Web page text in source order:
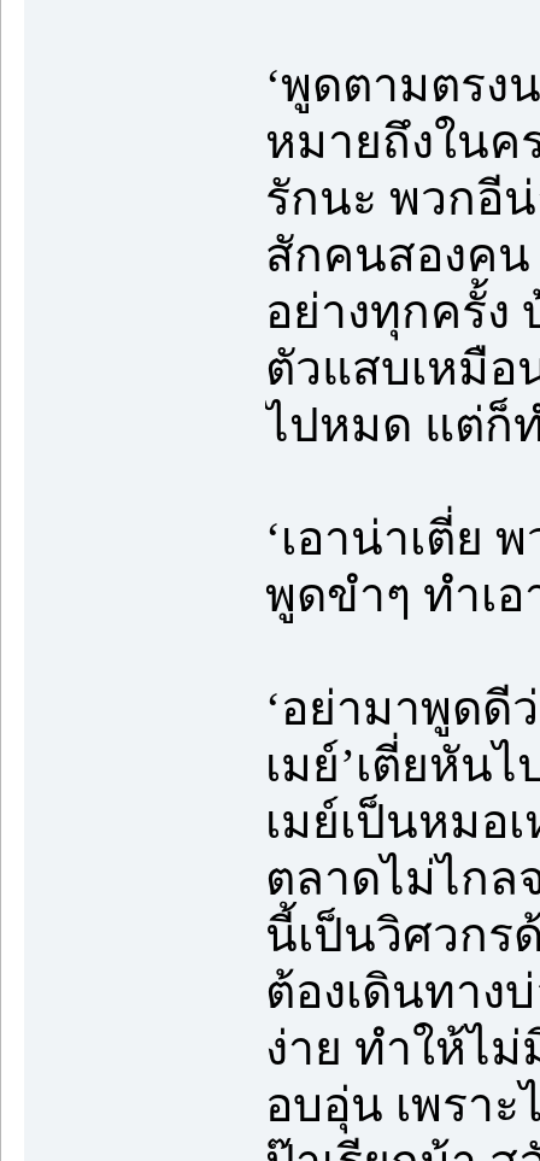
‘พูดตามตรง
หมายถึงในค
รักนะ พวกอี
สักคนสองคน
อย่างทุกครั้
ตัวแสบเหมือ
ไปหมด แต่ก็
‘เอาน่าเตี่ย
พูดขำๆ ทำเ
‘อย่ามาพูดดี
เมย์’เตี่ยหัน
เมย์เป็นหมอ
ตลาดไม่ไก
นี้เป็นวิศวกร
ต้องเดินทาง
ง่าย ทำให้ไ
อบอุ่น เพรา